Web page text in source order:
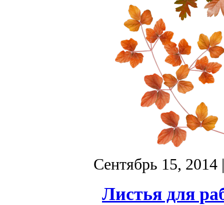
Сентябрь 15, 2014
Листья для